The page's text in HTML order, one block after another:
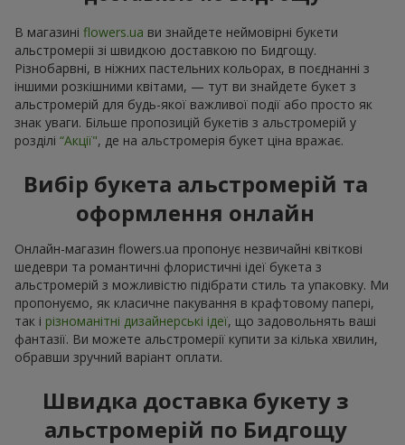
В магазині flowers.ua ви знайдете неймовірні букети
альстромеріі зі швидкою доставкою по Бидгощу.
Різнобарвні, в ніжних пастельних кольорах, в поєднанні з
іншими розкішними квітами, — тут ви знайдете букет з
альстромерій для будь-якої важливої події або просто як
знак уваги. Більше пропозицій букетів з альстромерій у
розділі “Акції", де на альстромерія букет ціна вражає.
Вибір букета альстромерій та
оформлення онлайн
Онлайн-магазин flowers.ua пропонує незвичайні квіткові
шедеври та романтичні флористичні ідеї букета з
альстромерій з можливістю підібрати стиль та упаковку. Ми
пропонуємо, як класичне пакування в крафтовому папері,
так і різноманітні дизайнерські ідеї, що задовольнять ваші
фантазії. Ви можете альстромерії купити за кілька хвилин,
обравши зручний варіант оплати.
Швидка доставка букету з
альстромерій по Бидгощу